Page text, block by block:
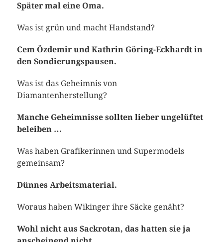
Später mal eine Oma.
Was ist grün und macht Handstand?
Cem Özdemir und Kathrin Göring-Eckhardt in
den Sondierungspausen.
Was ist das Geheimnis von
Diamantenherstellung?
Manche Geheimnisse sollten lieber ungelüftet
beleiben …
Was haben Grafikerinnen und Supermodels
gemeinsam?
Dünnes Arbeitsmaterial.
Woraus haben Wikinger ihre Säcke genäht?
Wohl nicht aus Sackrotan, das hatten sie ja